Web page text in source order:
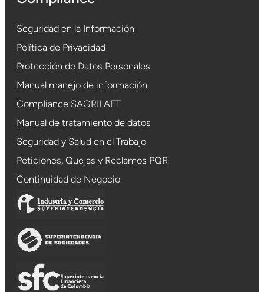
Seguridad en la Información
Política de Privacidad
Protección de Datos Personales
Manual manejo de información
Compliance SAGRILAFT
Manual de tratamiento de datos
Seguridad y Salud en el Trabajo
Peticiones, Quejas y Reclamos PQR
Continuidad de Negocio